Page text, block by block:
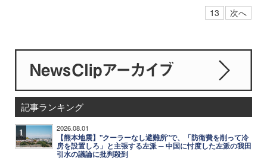
13
次へ
記事ランキング
1 2026.08.01
【熊本地震】"クーラーなし避難所"で、「防衛費を削って冷
房を設置しろ」と主張する左派 ─ 中国に忖度した左派の我田
引水の議論に批判殺到